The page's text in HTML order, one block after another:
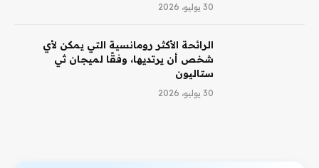
30 يوليو، 2026
الرائحة الأكثر رومانسية التي يمكن لأي
شخص أن يرتديها، وفقًا لميجان ثي
ستاليون
30 يوليو، 2026